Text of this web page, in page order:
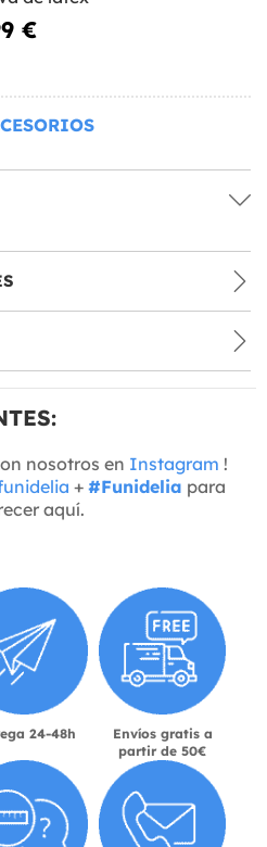
€
nosotros en Instagram !
+ #Funidelia para
aquí.
24-48h
Envíos gratis a
partir de 50€